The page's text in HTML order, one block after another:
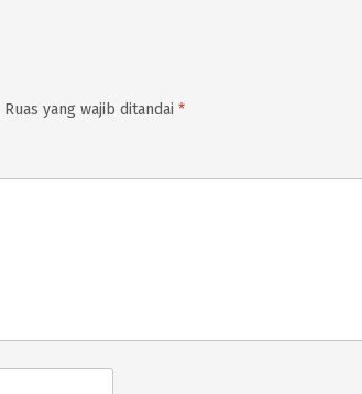
Ruas yang wajib ditandai *